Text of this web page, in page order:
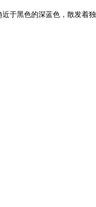
于黑色的深蓝色，散发着